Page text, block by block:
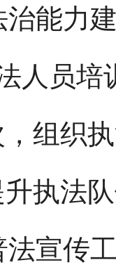
治能力
人员培
，组织
执法
法宣传